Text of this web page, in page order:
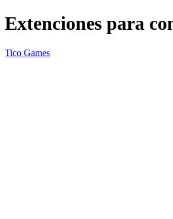
Extenciones para
Tico Games